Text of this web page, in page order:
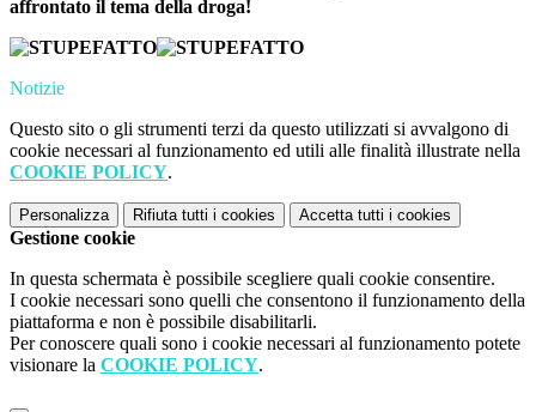
affrontato il tema della droga!
Notizie
Questo sito o gli strumenti terzi da questo utilizzati si avvalgono di
cookie necessari al funzionamento ed utili alle finalità illustrate nella
COOKIE POLICY.
Personalizza Rifiuta tutti i cookies Accetta tutti i cookies
Gestione cookie
In questa schermata è possibile scegliere quali cookie consentire.
I cookie necessari sono quelli che consentono il funzionamento della
piattaforma e non è possibile disabilitarli.
Per conoscere quali sono i cookie necessari al funzionamento potete
visionare la COOKIE POLICY.